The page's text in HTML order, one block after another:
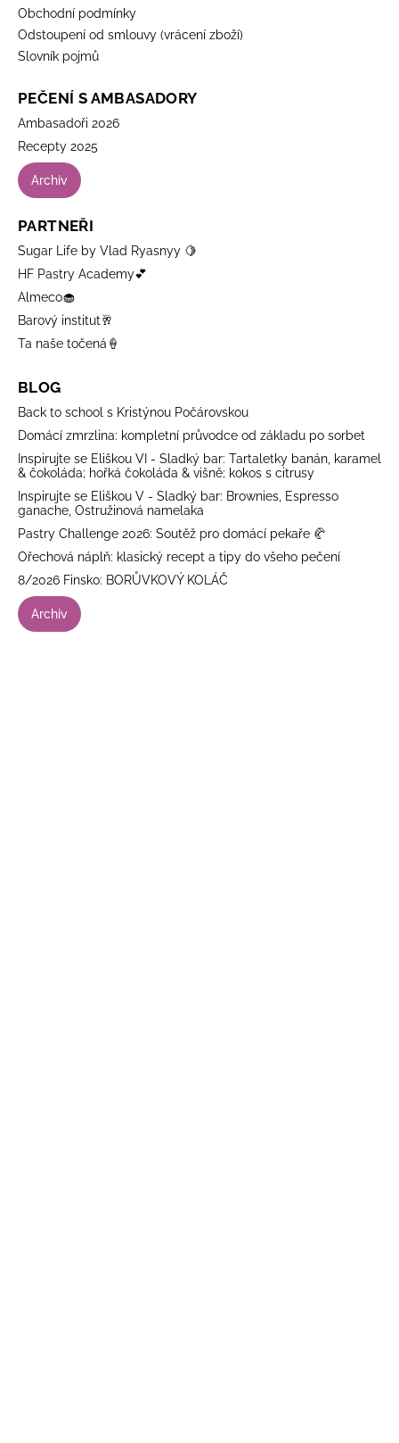
Obchodní podmínky
Odstoupení od smlouvy (vrácení zboží)
Slovník pojmů
PEČENÍ S AMBASADORY
Ambasadoři 2026
Recepty 2025
Archiv
PARTNEŘI
Sugar Life by Vlad Ryasnyy 🍋
HF Pastry Academy💕
Almeco🧁
Barový institut🥂
Ta naše točená🍦
BLOG
Back to school s Kristýnou Počárovskou
Domácí zmrzlina: kompletní průvodce od základu po sorbet
Inspirujte se Eliškou VI - Sladký bar: Tartaletky banán, karamel
& čokoláda; hořká čokoláda & višně; kokos s citrusy
Inspirujte se Eliškou V - Sladký bar: Brownies, Espresso
ganache, Ostružinová namelaka
Pastry Challenge 2026: Soutěž pro domácí pekaře 🥐
Ořechová náplň: klasický recept a tipy do všeho pečení
8/2026 Finsko: BORŮVKOVÝ KOLÁČ
Archiv